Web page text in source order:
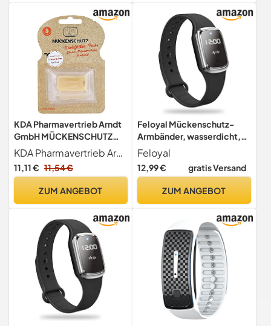
KDA Pharmavertrieb Arndt
GmbH MÜCKENSCHUTZ
Armband Nachfüller 2er
Pack KDA
KDA Pharmavertrieb Arndt GmbH
11,11 € 11,54 €
ZUM ANGEBOT
Feloyal Mückenschutz-
Armbänder, wasserdicht,
Ultraschall, USB,
wiederaufladbar, Anti-
Moskito-Uhr, für Strand und
Kinder, 130 Stunden
Feloyal
12,99 € gratis Versand
ZUM ANGEBOT